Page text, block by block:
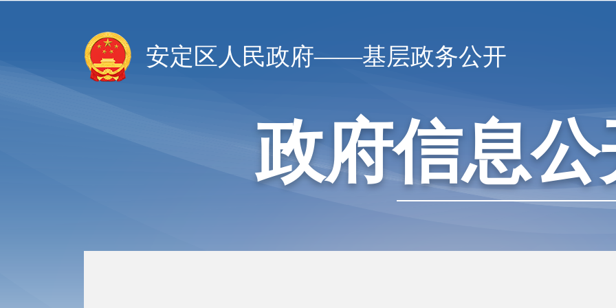
安定区人民政府——基层政务公开
政府信息公